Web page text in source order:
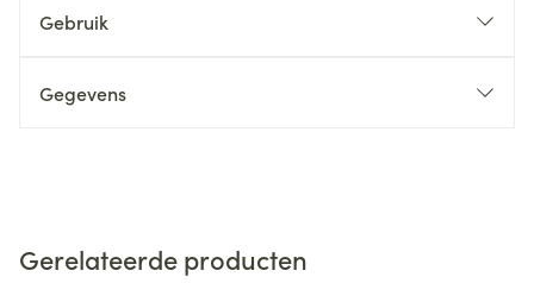
Gebruik
Gegevens
Gerelateerde producten